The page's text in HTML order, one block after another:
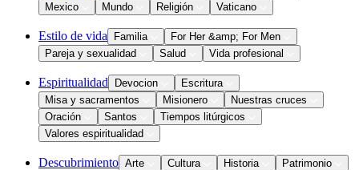
Mexico
Mundo Religión Vaticano
Estilo de vida Familia
For Her &amp; For Men
Pareja y sexualidad
Salud Vida profesional
Espiritualidad Devocion
Escritura
Misa y sacramentos
Misionero
Nuestras cruces
Oración
Santos
Tiempos litúrgicos
Valores espiritualidad
Descubrimiento Arte Cultura Historia
Patrimonio